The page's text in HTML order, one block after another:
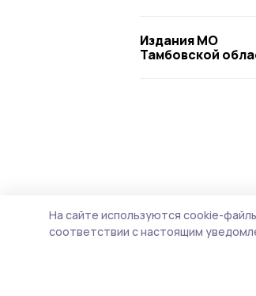
Издания МО
Тамбовской
На сайте используются cookie-
соответствии с настоящим